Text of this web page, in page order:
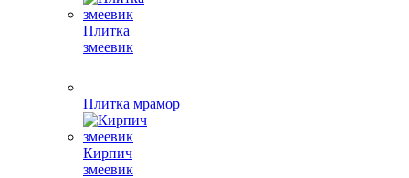
Плитка
змеевик
Плитка мрамор
Кирпич
змеевик